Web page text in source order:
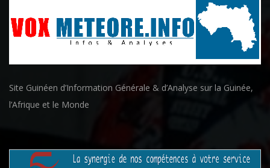
Site Guinéen d’Information Générale & d’Analyse sur la Guinée,
l’Afrique et le Monde